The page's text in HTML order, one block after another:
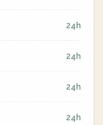
24h
24h
24h
24h